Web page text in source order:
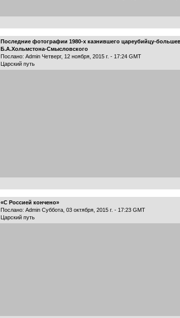
Последние фотографии 1980-х казнившего цареубийцу-
Б.А.Хольмстона-Смысловского
Послано: Admin Четверг, 12 ноября, 2015 г. - 17:24 GMT
Царский путь
«С Россией кончено»
Послано: Admin Суббота, 03 октября, 2015 г. - 17:23 GMT
Царский путь